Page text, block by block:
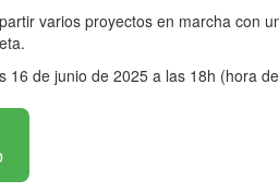
varios proyectos en marcha con
16 de junio de 2025 a las 18h (hora